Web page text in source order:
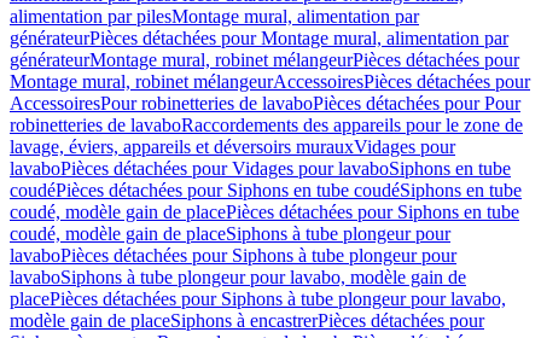
alimentation par pilesMontage mural, alimentation par
générateurPièces détachées pour Montage mural, alimentation par
générateurMontage mural, robinet mélangeurPièces détachées pour
Montage mural, robinet mélangeurAccessoiresPièces détachées pour
AccessoiresPour robinetteries de lavaboPièces détachées pour Pour
robinetteries de lavaboRaccordements des appareils pour le zone de
lavage, éviers, appareils et déversoirs murauxVidages pour
lavaboPièces détachées pour Vidages pour lavaboSiphons en tube
coudéPièces détachées pour Siphons en tube coudéSiphons en tube
coudé, modèle gain de placePièces détachées pour Siphons en tube
coudé, modèle gain de placeSiphons à tube plongeur pour
lavaboPièces détachées pour Siphons à tube plongeur pour
lavaboSiphons à tube plongeur pour lavabo, modèle gain de
placePièces détachées pour Siphons à tube plongeur pour lavabo,
modèle gain de placeSiphons à encastrerPièces détachées pour